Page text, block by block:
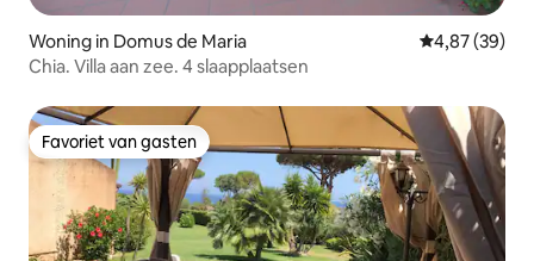
Woning in Domus de Maria Gemiddelde
4,87 (39)
Chia. Villa aan zee. 4 slaapplaatsen
Favoriet van gasten
Favoriet van gasten